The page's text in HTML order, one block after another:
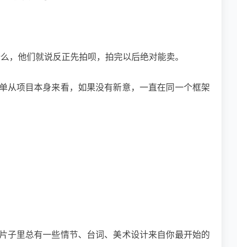
，他们就说反正先拍呗，拍完以后绝对能卖。
从项目本身来看，如果没有新意，一直在同一个框架
子里总有一些情节、台词、美术设计来自你最开始的